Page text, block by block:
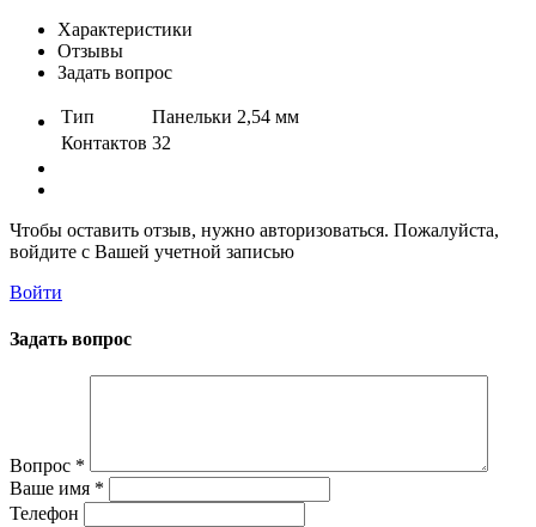
Характеристики
Отзывы
Задать вопрос
Тип
Панельки 2,54 мм
Контактов 32
Чтобы оставить отзыв, нужно авторизоваться. Пожалуйста,
войдите с Вашей учетной записью
Войти
Задать вопрос
Вопрос *
Ваше имя *
Телефон